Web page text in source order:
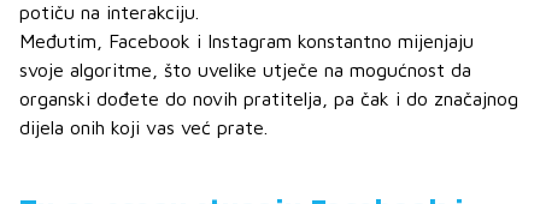
potiču na interakciju.
Međutim, Facebook i Instagram konstantno mijenjaju
svoje algoritme, što uvelike utječe na mogućnost da
organski dođete do novih pratitelja, pa čak i do značajnog
dijela onih koji vas već prate.